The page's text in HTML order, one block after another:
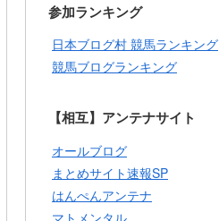
参加ランキング
日本ブログ村 競馬ランキング
競馬ブログランキング
【相互】アンテナサイト
オールブログ
まとめサイト速報SP
はんぺんアンテナ
マトメンタル